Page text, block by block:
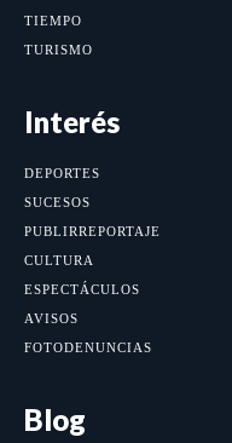
TIEMPO
TURISMO
Interés
DEPORTES
SUCESOS
PUBLIRREPORTAJE
CULTURA
ESPECTÁCULOS
AVISOS
FOTODENUNCIAS
Blog